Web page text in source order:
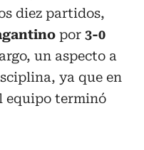
diez partidos,
por 3-0
un aspecto a
ya que en
equipo terminó